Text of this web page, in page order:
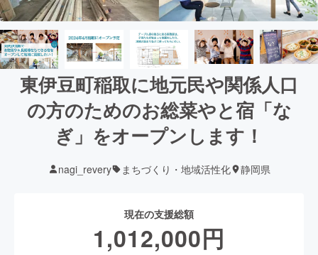
東伊豆町稲取に地元民や関係人口
の方のためのお総菜やと宿「な
ぎ」をオープンします！
nagi_revery まちづくり・地域活性化 静岡県
現在の支援総額
1,012,000円